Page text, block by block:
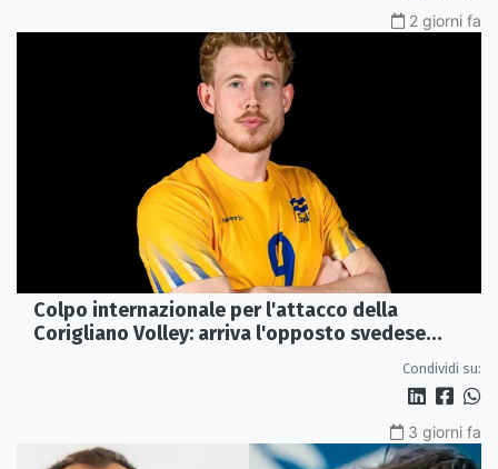
2 giorni fa
Colpo internazionale per l'attacco della
Corigliano Volley: arriva l'opposto svedese
Condividi su:
3 giorni fa